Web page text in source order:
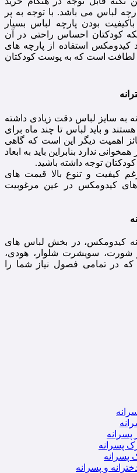
لباس می باشد. با توجه به پر
بودن پارچه لباس بسیار
کودکتان احساس راحتی در آن
کیدومکس استفاده از پارچه های
است که به پوست کودکتان
به سایز لباس دقت زیادی داشته
و باید لباس تا چند ماه برای
اهمیت دیگر این است که گاهی
ندارد بنابراین باید به ابعاد
توجه داشته باشید.
کیفیت و تنوع بالا قیمت های
های کیدومکس در عین مرغوبیت
کیدومکس، در بخش لباس های
شورت، سویشرت شلوار، هودی،
در تمامی فصول نیاز شما را
پسرانه
پسرانه
و پسرانه